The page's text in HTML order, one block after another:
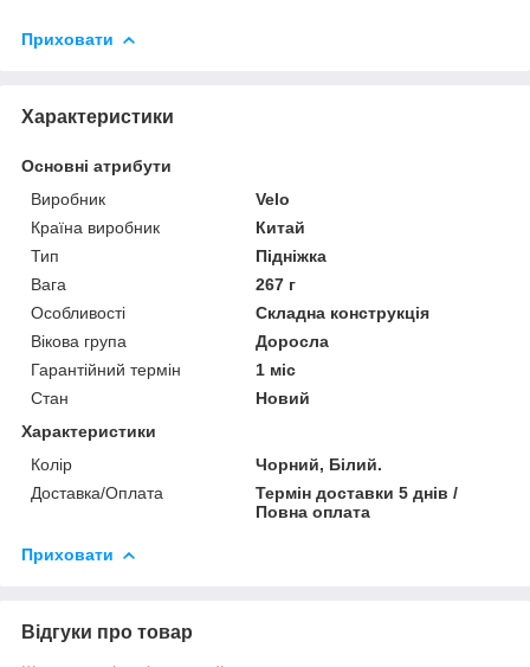
Приховати
Характеристики
Основні атрибути
Виробник
Velo
Країна виробник
Китай
Тип
Підніжка
Вага
267 г
Особливості
Складна конструкція
Вікова група
Доросла
Гарантійний термін
1 міс
Стан
Новий
Характеристики
Колір
Чорний, Білий.
Доставка/Оплата
Термін доставки 5 днів /
Повна оплата
Приховати
Відгуки про товар